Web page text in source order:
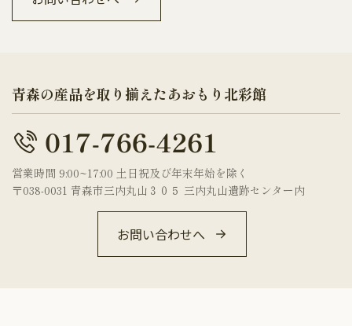
青森の産品を取り揃えたあおもり北彩館
営業時間 9:00~17:00 土日祝及び年末年始を除く
〒038-0031 青森市三内丸山３０５ 三内丸山遺跡センター内
お問い合わせへ